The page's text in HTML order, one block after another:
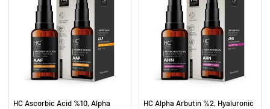
HC Ascorbic Acid %10, Alpha
HC Alpha Arbutin %2, Hyaluronic